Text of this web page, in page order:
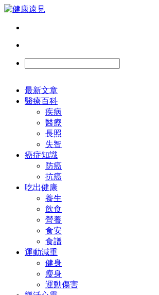
最新文章
醫療百科
疾病
醫療
長照
失智
癌症知識
防癌
抗癌
吃出健康
養生
飲食
營養
食安
食譜
運動減重
健身
瘦身
運動傷害